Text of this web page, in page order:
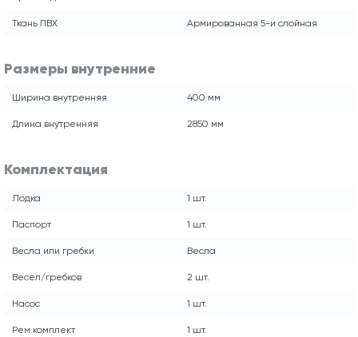
Ткань ПВХ Армированная 5-и слойная
Размеры внутренние
Ширина внутренняя 400 мм
Длина внутренняя 2850 мм
Комплектация
Лодка 1 шт.
Паспорт 1 шт.
Весла или гребки Весла
Весел/гребков 2 шт.
Насос 1 шт.
Рем.комплект 1 шт.